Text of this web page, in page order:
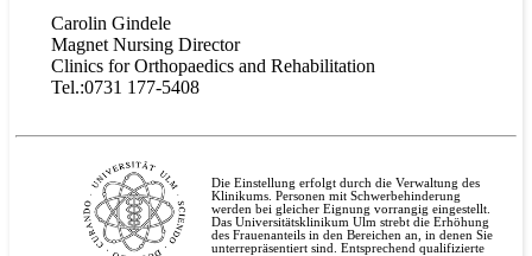
Carolin Gindele
Magnet Nursing Director
Clinics for Orthopaedics and Rehabilitation
Tel.:0731 177-5408
Die Einstellung erfolgt durch die Verwaltung des
Klinikums. Personen mit Schwerbehinderung
werden bei gleicher Eignung vorrangig eingestellt.
Das Universitätsklinikum Ulm strebt die Erhöhung
des Frauenanteils in den Bereichen an, in denen Sie
unterrepräsentiert sind. Entsprechend qualifizierte